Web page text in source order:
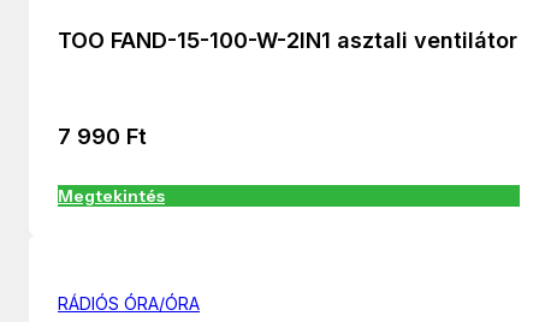
TOO FAND-15-100-W-2IN1 asztali ventilátor
7 990 Ft
Megtekintés
RÁDIÓS ÓRA/ÓRA